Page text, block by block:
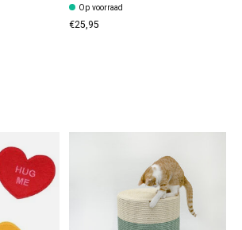
is
Op voorraad
€25,95